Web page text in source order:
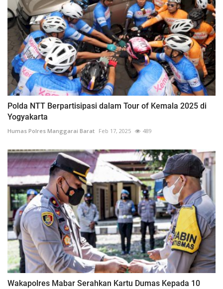
Polda NTT Berpartisipasi dalam Tour of Kemala 2025 di
Yogyakarta
Humas Polres Manggarai Barat Feb 17, 2025 489
Wakapolres Mabar Serahkan Kartu Dumas Kepada 10